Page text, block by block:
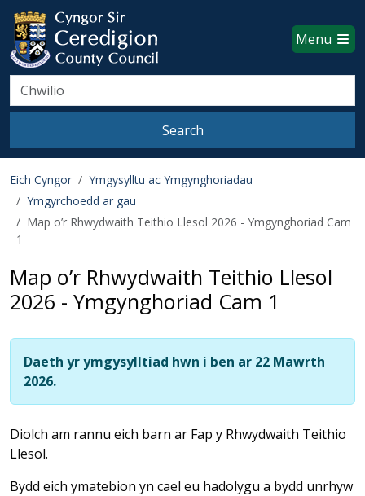
Skip to main content
Ceredigion County Council
Menu
Search
Search
Eich Cyngor
Ymgysylltu ac Ymgynghoriadau
Ymgyrchoedd ar gau
Map o’r Rhwydwaith Teithio Llesol 2026 - Ymgynghoriad Cam
1
Map o’r Rhwydwaith Teithio Llesol
2026 - Ymgynghoriad Cam 1
Daeth yr ymgysylltiad hwn i ben ar 22 Mawrth
2026.
Diolch am rannu eich barn ar Fap y Rhwydwaith Teithio
Llesol.
Bydd eich ymatebion yn cael eu hadolygu a bydd unrhyw